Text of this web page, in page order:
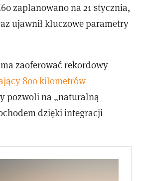
zaplanowano na 21 stycznia,
ujawnił kluczowe parametry
zaoferować rekordowy
800 kilometrów
pozwoli na „naturalną
dzięki integracji